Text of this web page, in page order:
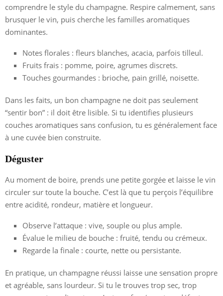
comprendre le style du champagne. Respire calmement, sans
brusquer le vin, puis cherche les familles aromatiques
dominantes.
Notes florales : fleurs blanches, acacia, parfois tilleul.
Fruits frais : pomme, poire, agrumes discrets.
Touches gourmandes : brioche, pain grillé, noisette.
Dans les faits, un bon champagne ne doit pas seulement
“sentir bon” : il doit être lisible. Si tu identifies plusieurs
couches aromatiques sans confusion, tu es généralement face
à une cuvée bien construite.
Déguster
Au moment de boire, prends une petite gorgée et laisse le vin
circuler sur toute la bouche. C’est là que tu perçois l’équilibre
entre acidité, rondeur, matière et longueur.
Observe l’attaque : vive, souple ou plus ample.
Évalue le milieu de bouche : fruité, tendu ou crémeux.
Regarde la finale : courte, nette ou persistante.
En pratique, un champagne réussi laisse une sensation propre
et agréable, sans lourdeur. Si tu le trouves trop sec, trop